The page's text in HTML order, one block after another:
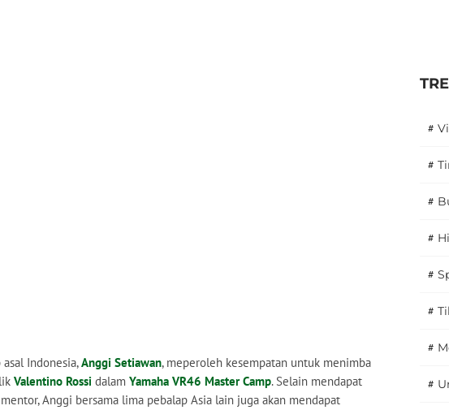
asal Indonesia,Anggi Setiawan, meperoleh kesempatan untuk menimba
Valentino Rossi dalam Yamaha VR46 Master Camp. Selain mendapat
Anggi bersama lima pebalap Asia lain juga akan mendapat
#
#
#
#
#
#
#
#